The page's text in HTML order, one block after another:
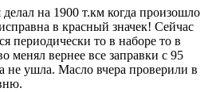
на 1900 т.км когда произошло
в красный значек! Сейчас
периодически то в наборе то в
менял вернее все заправки с 95
не ушла. Масло вчера проверили в